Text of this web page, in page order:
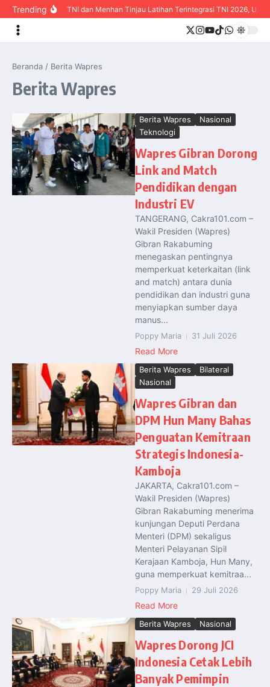
content
TrendingPanglima TNI dan Menhan Tinjau Latihan Terintegrasi TNI 2026, Uji
Beranda / Berita Wapres
Berita Wapres
Berita Wapres
Nasional
Teknologi
Wapres Gibran Dorong
Link and Match
Pendidikan dengan
Industri EV
TANGERANG, Cakra101.com –
Wakil Presiden (Wapres)
Gibran Rakabuming
menegaskan pentingnya
memperkuat keterkaitan (link
and match) antara dunia
pendidikan dan industri guna
menyiapkan sumber daya
manus...
Poppy Maria 31 Juli 2026
Read More
Berita Wapres
Bilateral
Nasional
Wapres Gibran dan
DPM Hun Many Bahas
Penguatan Kemitraan
Strategis Indonesia-
Kamboja
JAKARTA, Cakra101.com –
Wakil Presiden (Wapres)
Gibran Rakabuming menerima
kunjungan Deputi Perdana
Menteri (DPM) sekaligus
Menteri Pelayanan Sipil
Kerajaan Kamboja, Hun Many,
guna memperkuat kemitraa...
Poppy Maria 29 Juli 2026
Read More
Berita Wapres Nasional
Wapres Dorong JCI
Indonesia Cetak Lebih
Banyak Pemimpin